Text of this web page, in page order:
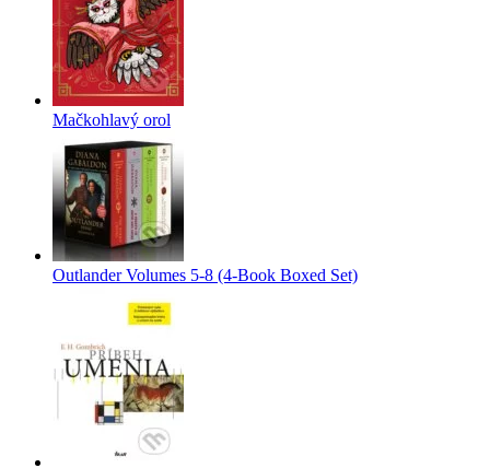
Mačkohlavý orol
Outlander Volumes 5-8 (4-Book Boxed Set)